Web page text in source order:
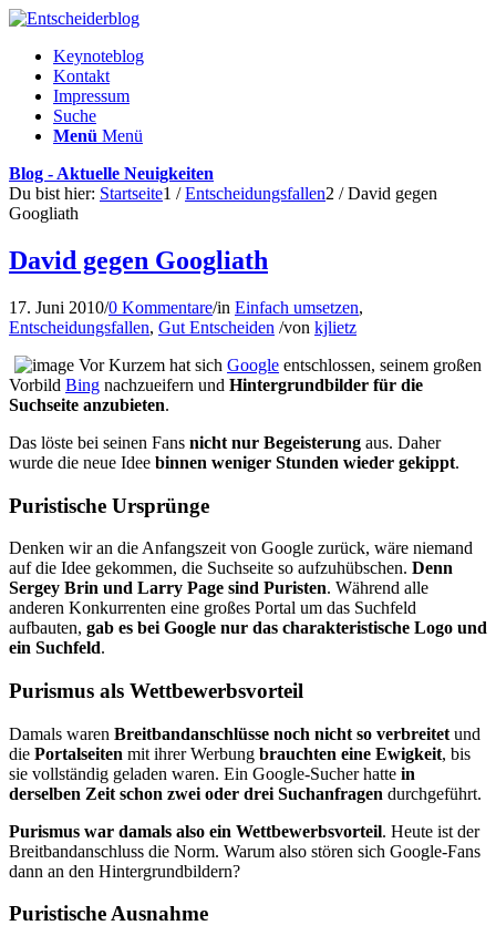
Keynoteblog
Kontakt
Impressum
Suche
Menü Menü
Blog - Aktuelle Neuigkeiten
Du bist hier: Startseite1 / Entscheidungsfallen2 / David gegen
Googliath
David gegen Googliath
17. Juni 2010/0 Kommentare/in Einfach umsetzen,
Entscheidungsfallen, Gut Entscheiden /von kjlietz
Vor Kurzem hat sich Google entschlossen, seinem großen
Vorbild Bing nachzueifern und Hintergrundbilder für die
Suchseite anzubieten.
Das löste bei seinen Fans nicht nur Begeisterung aus. Daher
wurde die neue Idee binnen weniger Stunden wieder gekippt.
Puristische Ursprünge
Denken wir an die Anfangszeit von Google zurück, wäre niemand
auf die Idee gekommen, die Suchseite so aufzuhübschen. Denn
Sergey Brin und Larry Page sind Puristen. Während alle
anderen Konkurren­ten eine großes Portal um das Suchfeld
aufbauten, gab es bei Google nur das charakteristische Logo und
ein Suchfeld.
Purismus als Wettbewerbsvorteil
Damals waren Breitbandanschlüsse noch nicht so verbreitet und
die Portalseiten mit ihrer Werbung brauchten eine Ewigkeit, bis
sie vollständig geladen waren. Ein Google-Sucher hatte in
derselben Zeit schon zwei oder drei Suchanfragen durchgeführt.
Purismus war damals also ein Wettbewerbsvorteil. Heute ist der
Breitbandanschluss die Norm. Warum also stören sich Google-Fans
dann an den Hintergrundbildern?
Puristische Ausnahme